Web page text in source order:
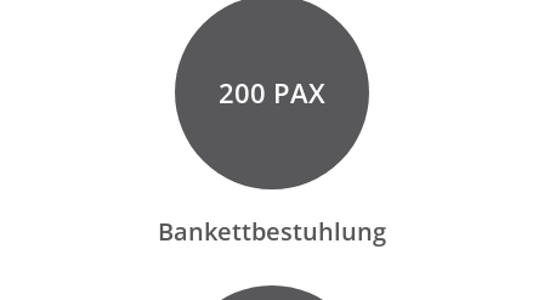
200 PAX
Bankettbestuhlung